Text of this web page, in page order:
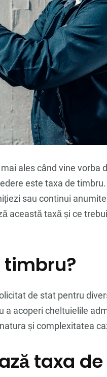
ales când vine vorba
este taxa de
sau continui
această taxă și ce
timbru?
de stat pentru
a acoperi cheltuielile
și complexitatea
taxa